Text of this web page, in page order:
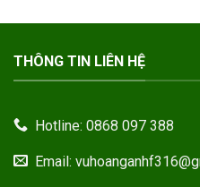
THÔNG TIN LIÊN HỆ
Hotline: 0868 097 388
Email: